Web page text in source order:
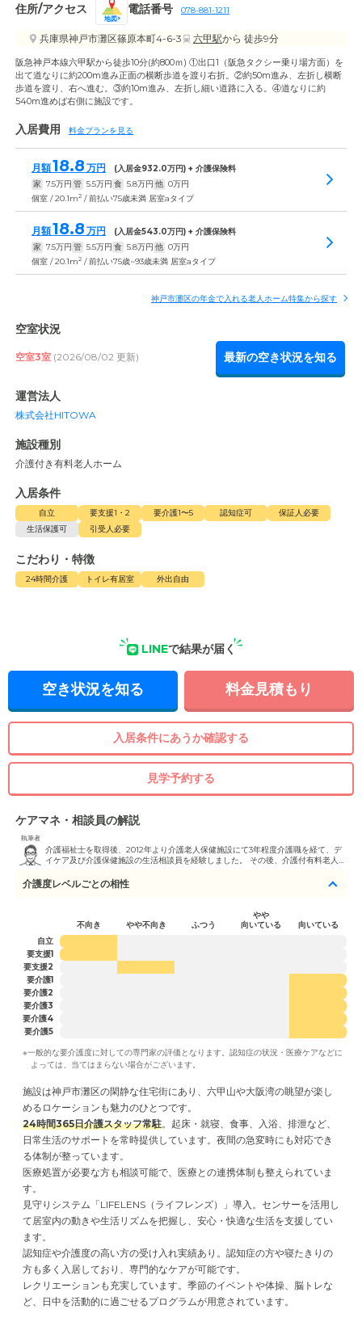
住所/アクセス
地図
電話番号 078-881-1211
兵庫県神戸市灘区篠原本町4-6-3 六甲駅から 徒歩9分
阪急神戸本線六甲駅から徒歩10分(約800ｍ) ①出口1（阪急タクシー乗り場方面）を
出て道なりに約200m進み正面の横断歩道を渡り右折。②約50m進み、左折し横断
歩道を渡り、右へ進む。③約10m進み、左折し細い道路に入る。④道なりに約
540m進めば右側に施設です。
入居費用 料金プランを見る
月額18.8 万円 (入居金932.0万円) + 介護保険料
家 7.5万円 管 5.5万円 食 5.8万円 他 0万円
個室 / 20.1m2 / 前払い75歳未満 居室aタイプ
月額18.8 万円 (入居金543.0万円) + 介護保険料
家 7.5万円 管 5.5万円 食 5.8万円 他 0万円
個室 / 20.1m2 / 前払い75歳~93歳未満 居室aタイプ
神戸市灘区の年金で入れる老人ホーム特集から探す
空室状況
空室3室 (2026/08/02 更新) 最新の空き状況を知る
運営法人
株式会社HITOWA
施設種別
介護付き有料老人ホーム
入居条件
自立 要支援1・2 要介護1〜5 認知症可
保証人必要
生活保護可
引受人必要
こだわり・特徴
24時間介護 トイレ有居室 外出自由
LINEで結果が届く
空き状況を知る 料金見積もり
入居条件にあうか確認する
見学予約する
ケアマネ・相談員の解説
執筆者
介護福祉士を取得後、2012年より介護老人保健施設にて3年程度介護職を経て、デ
イケア及び介護保健施設の生活相談員を経験しました。 その後、介護付有料老人ホ
談員を経験しました。 そして、現在は独立し介護施設の紹介事業を行う会社を経営
しております。
介護度レベルごとの相性
不向き やや不向き ふつう
やや
向いている
向いている
自立
要支援1
要支援2
要介護1
要介護2
要介護3
要介護4
要介護5
※一般的な要介護度に対しての専門家の評価となります。認知症の状況・医療ケアなどに
よっては、当てはまらない場合がございます。
施設は神戸市灘区の閑静な住宅街にあり、六甲山や大阪湾の眺望が楽し
24時間365日介護スタッフ常駐。起床・就寝、食事、入浴、排泄など、
日常生活のサポートを常時提供しています。夜間の急変時にも対応でき
る体制が整っています。
医療処置が必要な方も相談可能で、医療との連携体制も整えられていま
す。
見守りシステム「LIFELENS（ライフレンズ）」導入。センサーを活用し
て居室内の動きや生活リズムを把握し、安心・快適な生活を支援してい
ます。
認知症や介護度の高い方の受け入れ実績あり。認知症の方や寝たきりの
方も多く入居しており、専門的なケアが可能です。
レクリエーションも充実しています。季節のイベントや体操、脳トレな
ど、日中を活動的に過ごせるプログラムが用意されています。